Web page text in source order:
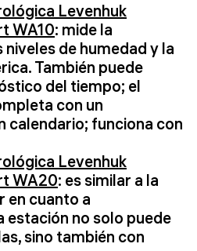
Levenhuk
WA10: mide la
de humedad y la
También puede
del tiempo; el
con un
calendario; funciona con
Levenhuk
WA20: es similar a la
en cuanto a
estación no solo puede
sino también con